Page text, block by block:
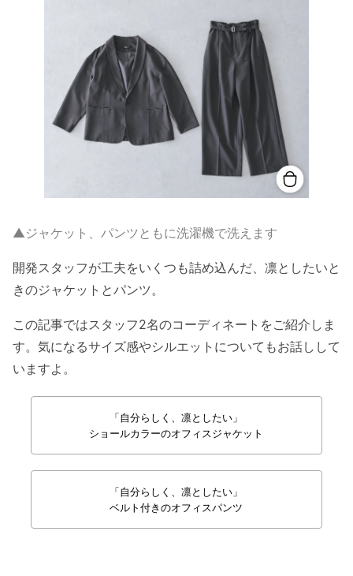
▲ジャケット、パンツともに洗濯機で洗えます
開発スタッフが工夫をいくつも詰め込んだ、凛としたいと
きのジャケットとパンツ。
この記事ではスタッフ2名のコーディネートをご紹介しま
す。気になるサイズ感やシルエットについてもお話しして
いますよ。
「自分らしく、凛としたい」
ショールカラーのオフィスジャケット
「自分らしく、凛としたい」
ベルト付きのオフィスパンツ